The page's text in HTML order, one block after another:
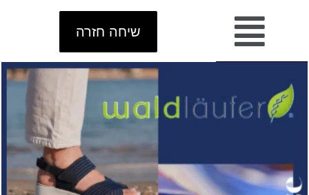
שיחה חזרה